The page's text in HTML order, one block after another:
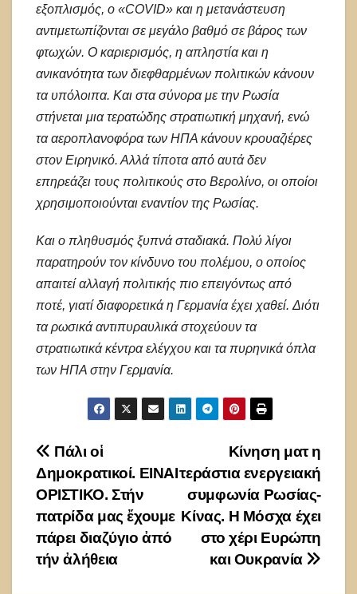
εξοπλισμός, ο «COVID» και η μετανάστευση
αντιμετωπίζονται σε μεγάλο βαθμό σε βάρος των
φτωχών. Ο καριερισμός, η απληστία και η
ανικανότητα των διεφθαρμένων πολιτικών κάνουν
τα υπόλοιπα. Και στα σύνορα με την Ρωσία
στήνεται μια τερατώδης στρατιωτική μηχανή, ενώ
τα αεροπλανοφόρα των ΗΠΑ κάνουν κρουαζιέρες
στον Ειρηνικό. Αλλά τίποτα από αυτά δεν
επηρεάζει τους πολιτικούς στο Βερολίνο, οι οποίοι
χρησιμοποιούνται εναντίον της Ρωσίας.
Και ο πληθυσμός ξυπνά σταδιακά. Πολύ λίγοι
παρατηρούν τον κίνδυνο του πολέμου, ο οποίος
απαιτεί αλλαγή πολιτικής πιο επειγόντως από
ποτέ, γιατί διαφορετικά η Γερμανία έχει χαθεί. Διότι
τα ρωσικά αντιπυραυλικά στοχεύουν τα
στρατιωτικά κέντρα ελέγχου και τα πυρηνικά όπλα
των ΗΠΑ στην Γερμανία.
Πλοήγηση
άρθρων
Κίνηση ματ η
τεράστια ενεργειακή
συμφωνία Ρωσίας-
Κίνας. Η Μόσχα έχει
στο χέρι Ευρώπη
και Ουκρανία
Πάλι οἱ
Δημοκρατικοί. ΕΙΝΑΙ
ΟΡΙΣΤΙΚΟ. Στήν
πατρίδα μας ἔχουμε
πάρει διαζύγιο ἀπό
τήν ἀλήθεια